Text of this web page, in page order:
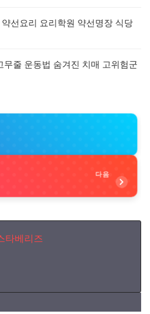
선요리 요리학원 약선명장 식당
무줄 운동법 숨겨진 치매 고위험군
다음
타베리즈